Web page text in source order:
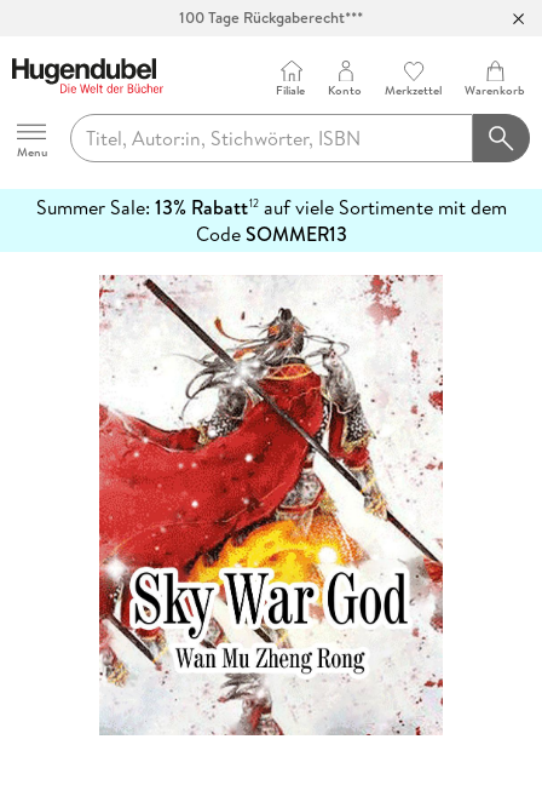
100 Tage Rückgaberecht***
Hugendubel
Menu
Filiale Konto Merkzettel Warenkorb
Summer Sale: 13% Rabatt12auf viele Sortimente mit dem
CodeSOMMER13
erfahren